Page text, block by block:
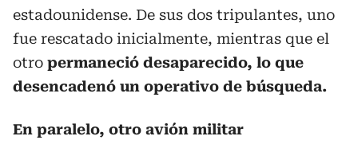
estadounidense. De sus dos tripulantes, uno
fue rescatado inicialmente, mientras que el
otro permaneció desaparecido, lo que
desencadenó un operativo de búsqueda.
En paralelo, otro avión militar